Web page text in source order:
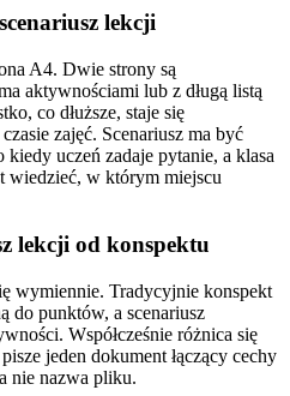
lekcji
A4. Dwie strony są
aktywnościami lub z długą listą
co dłuższe, staje się
zajęć. Scenariusz ma być
uczeń zadaje pytanie, a klasa
wiedzieć, w którym miejscu
lekcji od konspektu
wymiennie. Tradycyjnie konspekt
do punktów, a scenariusz
Współcześnie różnica się
jeden dokument łączący cechy
nie nazwa pliku.